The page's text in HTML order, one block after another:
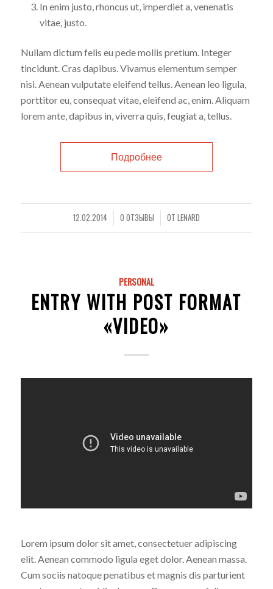
In enim justo, rhoncus ut, imperdiet a, venenatis
vitae, justo.
Nullam dictum felis eu pede mollis pretium. Integer
tincidunt. Cras dapibus. Vivamus elementum semper
nisi. Aenean vulputate eleifend tellus. Aenean leo ligula,
porttitor eu, consequat vitae, eleifend ac, enim. Aliquam
lorem ante, dapibus in, viverra quis, feugiat a, tellus.
Подробнее
12.02.2014
/ 0 ОТЗЫВЫ
/ ОТ LENARD
PERSONAL
ENTRY WITH POST FORMAT
«VIDEO»
Lorem ipsum dolor sit amet, consectetuer adipiscing
elit. Aenean commodo ligula eget dolor. Aenean massa.
Cum sociis natoque penatibus et magnis dis parturient